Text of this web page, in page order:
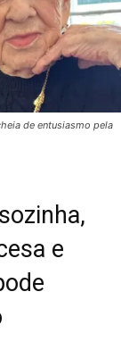
de entusiasmo pela
e